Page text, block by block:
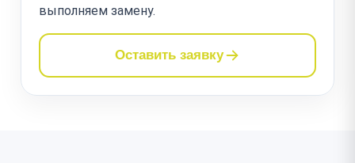
выполняем замену.
Оставить заявку